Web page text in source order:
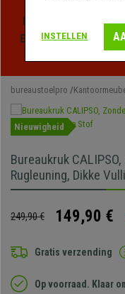
Profiteer van de
Exclusieve
bureaustoelpro
Nieuwigheid
Bureaukruk
Rugleuning, Dikke
249,90 € 149,90 €
Gratis verzending
Op voorraad. Klaar
INSTELLEN